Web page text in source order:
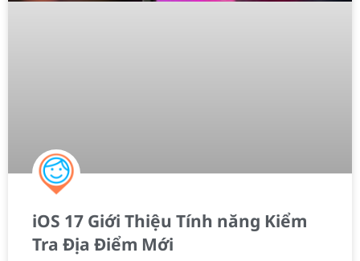
iOS 17 Giới Thiệu Tính năng Kiểm
Tra Địa Điểm Mới